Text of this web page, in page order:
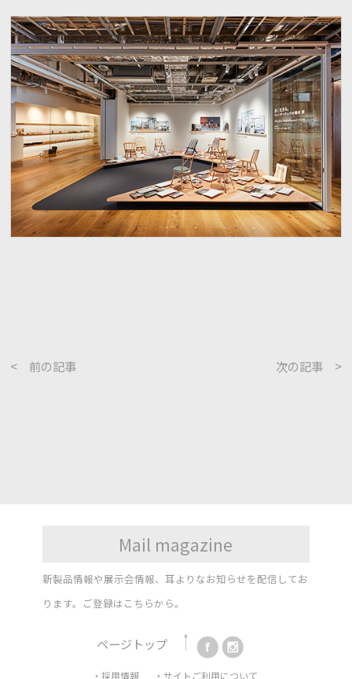
< 前の記事 次の記事 >
Mail magazine
新製品情報や展示会情報、耳よりなお知らせを配信してお
ります。 ご登録はこちらから。
ページトップ
・採用情報 ・サイトご利用について